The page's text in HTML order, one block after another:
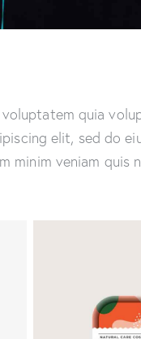
quia
elit, sed do
minim veniam quis